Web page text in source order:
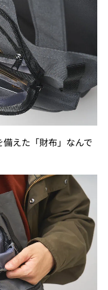
えた「財布」なんで